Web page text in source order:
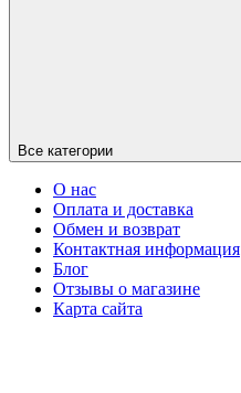
Все категории
О нас
Оплата и доставка
Обмен и возврат
Контактная информация
Блог
Отзывы о магазине
Карта сайта